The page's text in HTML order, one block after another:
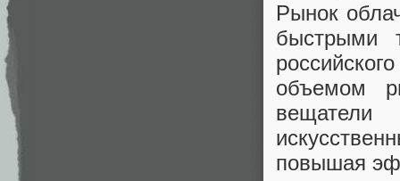
Рынок
объемом
вещатели
повышая